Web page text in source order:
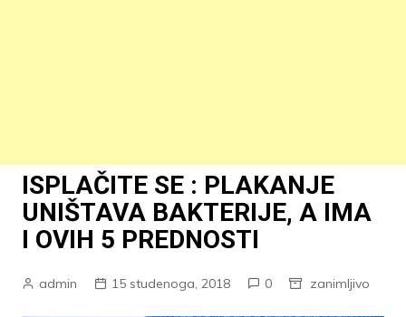
ISPLAČITE SE : PLAKANJE
UNIŠTAVA BAKTERIJE, A IMA
I OVIH 5 PREDNOSTI
admin 15 studenoga, 2018 0 zanimljivo